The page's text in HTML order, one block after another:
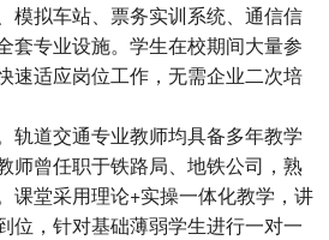
模拟车站、票务实训系统、通信信
套专业设施。学生在校期间大量参
速适应岗位工作，无需企业二次培
道交通专业教师均具备多年教学
师曾任职于铁路局、地铁公司，熟
课堂采用理论+实操一体化教学，讲
位，针对基础薄弱学生进行一对一